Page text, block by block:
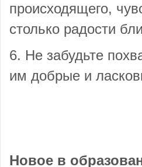
происходящего,
столько радости
6. Не забудьте
им добрые и
Новое в